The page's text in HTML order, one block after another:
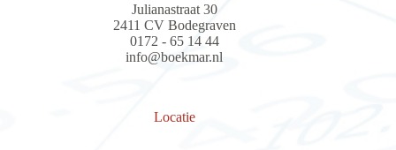
Julianastraat 30
2411 CV Bodegraven
0172 - 65 14 44
info@boekmar.nl
Locatie